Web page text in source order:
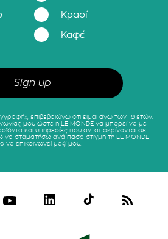
Κρασί
Καφέ
επιβεβαιώνω ότι είμαι άνω των 18 ετών.
μου ώστε η LE MONDE να μπορεί να με
και υπηρεσίες που ανταποκρίνονται σε
σταματήσω ανά πάσα στιγμή τη LE MONDE
να επικοινωνεί μαζί μου.